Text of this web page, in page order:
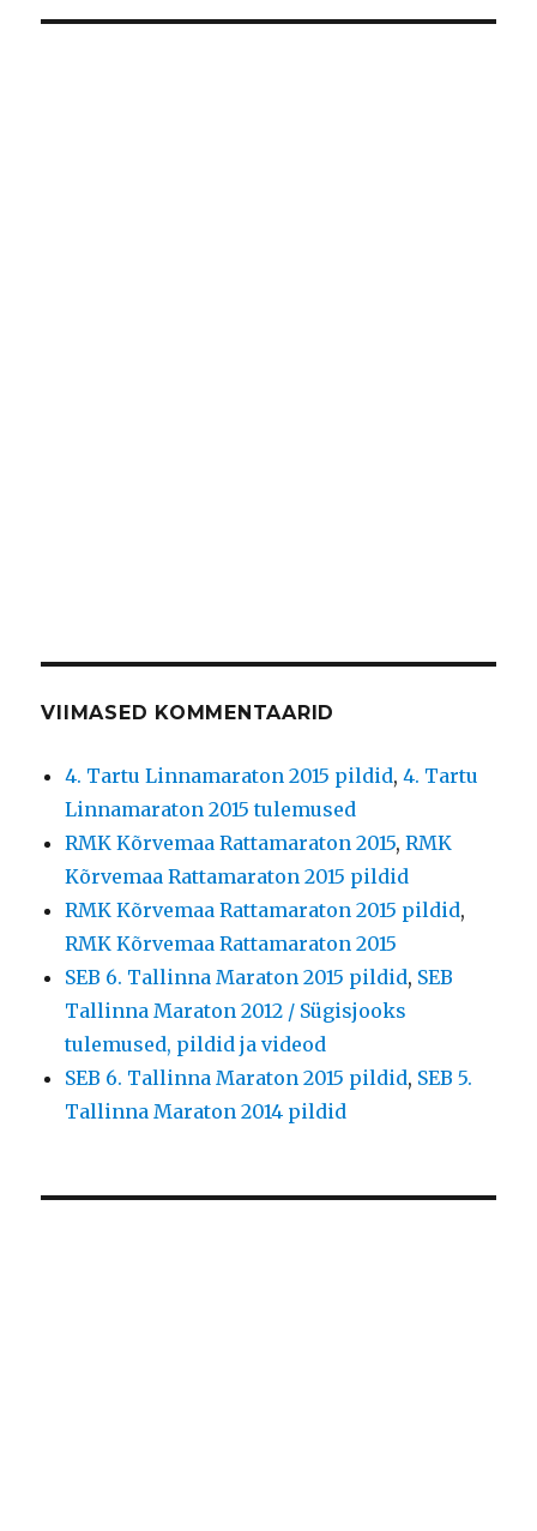
VIIMASED KOMMENTAARID
4. Tartu Linnamaraton 2015 pildid,4. Tartu
Linnamaraton 2015 tulemused
RMK Kõrvemaa Rattamaraton 2015,RMK
Kõrvemaa Rattamaraton 2015 pildid
RMK Kõrvemaa Rattamaraton 2015 pildid,
RMK Kõrvemaa Rattamaraton 2015
SEB 6. Tallinna Maraton 2015 pildid, SEB
Tallinna Maraton 2012 / Sügisjooks
tulemused, pildid ja videod
SEB 6. Tallinna Maraton 2015 pildid, SEB 5.
Tallinna Maraton 2014 pildid